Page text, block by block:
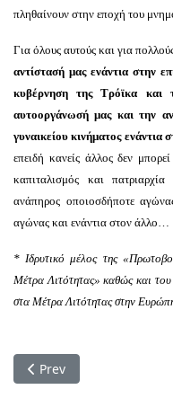
πληθαίνουν στην εποχή του
Για όλους αυτούς και για
αντίστασή μαςενάντια στην
κυβέρνηση της Τρόϊκα
αυτοοργάνωσή μας και την
γυναικείου κινήματος ενάντια
επειδή κανείς άλλος δεν
καπιταλισμός και
ανάπηρος οποιοσδήποτε
αγώνας και ενάντια στον άλλο…
* Ιδρυτικό μέλος της
Μέτρα Λιτότητας» καθώς και
στα Μέτρα Λιτότητας στην
Previous article: Μετά
Prev